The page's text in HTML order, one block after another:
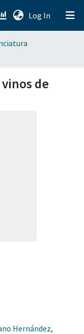
Log In (current)
de
Hernández,